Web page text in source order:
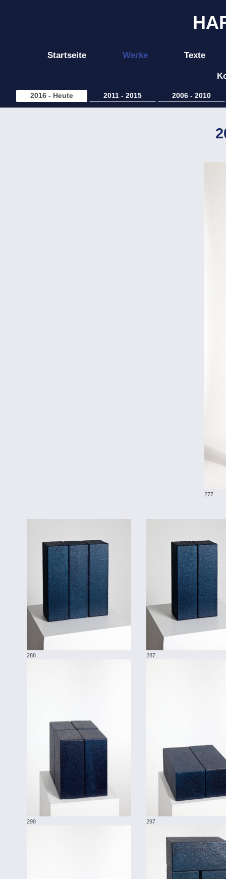
Startseite Werke Texte
2016 - Heute 2011 - 2015 2006 - 2010
277
288 287
298 297